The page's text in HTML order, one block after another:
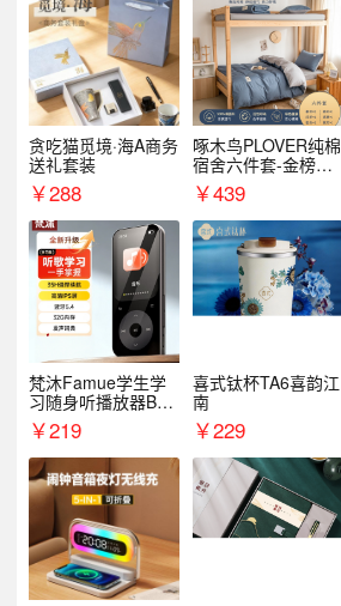
贪吃猫觅境·海A商务
送礼套装
￥288
啄木鸟PLOVER纯棉
宿舍六件套-金榜题
名
￥439
梵沐Famue学生学
习随身听播放器BL1
5（64G）
￥219
喜式钛杯TA6喜韵江
南
￥229